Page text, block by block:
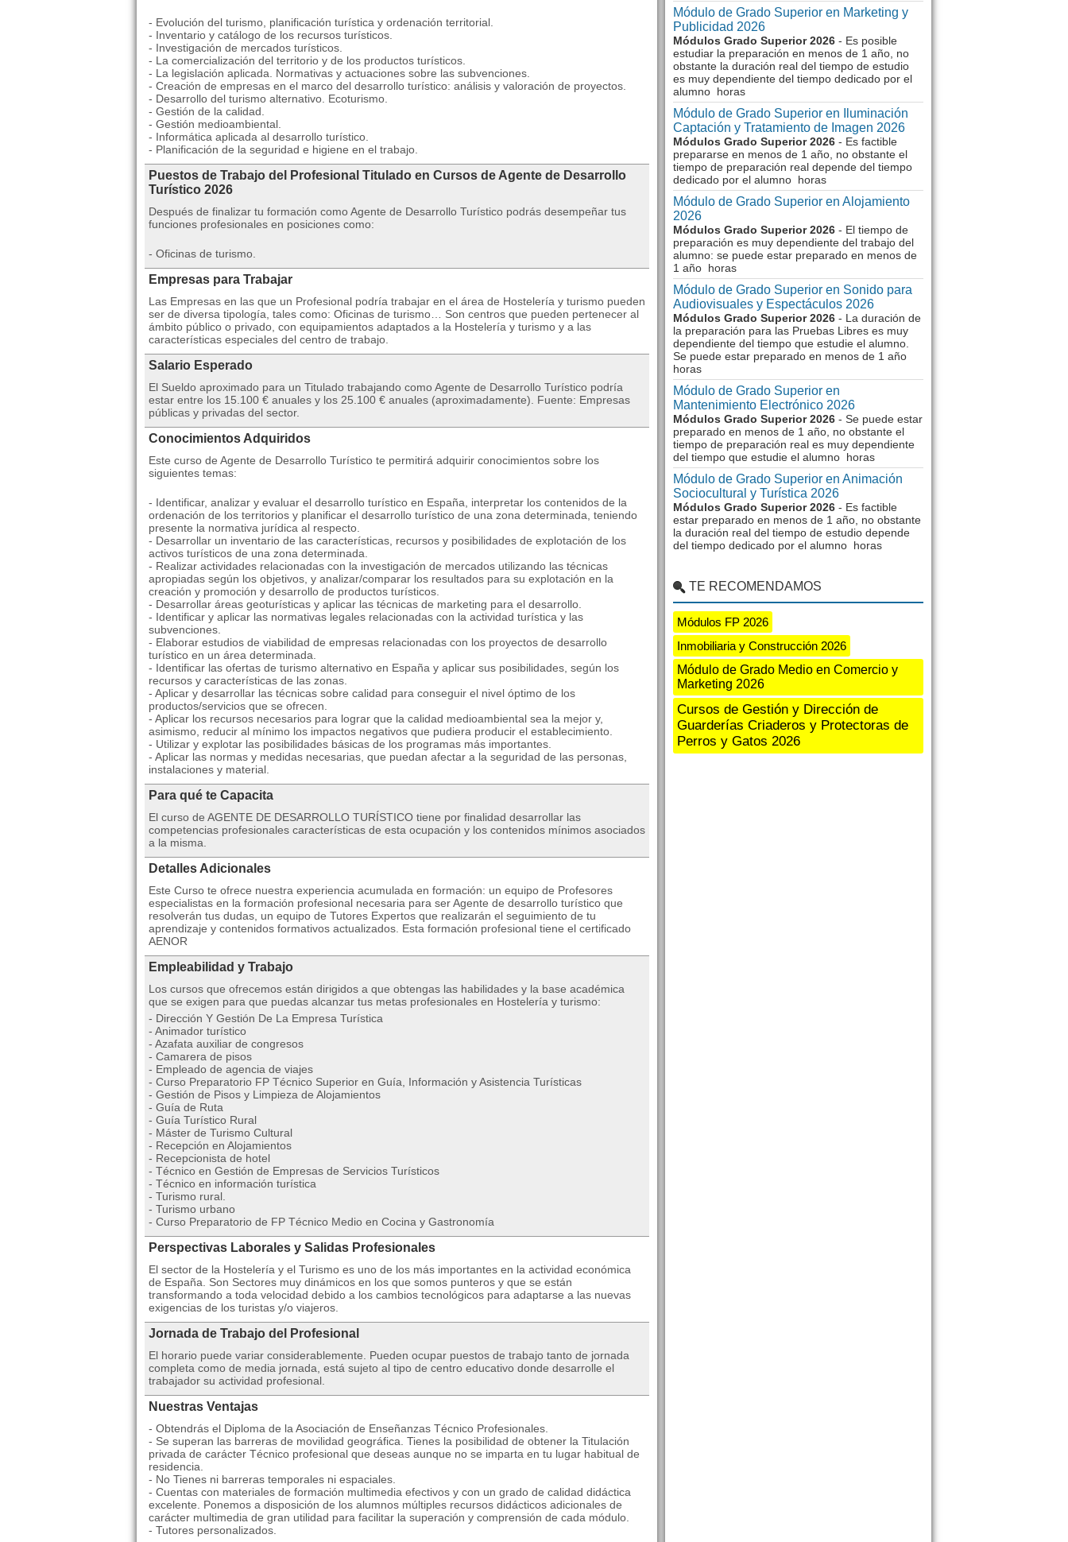
- Evolución del turismo, planificación turística y ordenación territorial.
- Inventario y catálogo de los recursos turísticos.
- Investigación de mercados turísticos.
- La comercialización del territorio y de los productos turísticos.
- La legislación aplicada. Normativas y actuaciones sobre las subvenciones.
- Creación de empresas en el marco del desarrollo turístico: análisis y valoración de proyectos.
- Desarrollo del turismo alternativo. Ecoturismo.
- Gestión de la calidad.
- Gestión medioambiental.
- Informática aplicada al desarrollo turístico.
- Planificación de la seguridad e higiene en el trabajo.
Puestos de Trabajo del Profesional Titulado en Cursos de Agente de Desarrollo
Turístico 2026
Después de finalizar tu formación como Agente de Desarrollo Turístico podrás desempeñar tus
funciones profesionales en posiciones como:
- Oficinas de turismo.
Empresas para Trabajar
Las Empresas en las que un Profesional podría trabajar en el área de Hostelería y turismo pueden
ser de diversa tipología, tales como: Oficinas de turismo… Son centros que pueden pertenecer al
ámbito público o privado, con equipamientos adaptados a la Hostelería y turismo y a las
características especiales del centro de trabajo.
Salario Esperado
El Sueldo aproximado para un Titulado trabajando como Agente de Desarrollo Turístico podría
estar entre los 15.100 € anuales y los 25.100 € anuales (aproximadamente). Fuente: Empresas
públicas y privadas del sector.
Conocimientos Adquiridos
Este curso de Agente de Desarrollo Turístico te permitirá adquirir conocimientos sobre los
siguientes temas:
- Identificar, analizar y evaluar el desarrollo turístico en España, interpretar los contenidos de la
ordenación de los territorios y planificar el desarrollo turístico de una zona determinada, teniendo
presente la normativa jurídica al respecto.
- Desarrollar un inventario de las características, recursos y posibilidades de explotación de los
activos turísticos de una zona determinada.
- Realizar actividades relacionadas con la investigación de mercados utilizando las técnicas
apropiadas según los objetivos, y analizar/comparar los resultados para su explotación en la
creación y promoción y desarrollo de productos turísticos.
- Desarrollar áreas geoturísticas y aplicar las técnicas de marketing para el desarrollo.
- Identificar y aplicar las normativas legales relacionadas con la actividad turística y las
subvenciones.
- Elaborar estudios de viabilidad de empresas relacionadas con los proyectos de desarrollo
turístico en un área determinada.
- Identificar las ofertas de turismo alternativo en España y aplicar sus posibilidades, según los
recursos y características de las zonas.
- Aplicar y desarrollar las técnicas sobre calidad para conseguir el nivel óptimo de los
productos/servicios que se ofrecen.
- Aplicar los recursos necesarios para lograr que la calidad medioambiental sea la mejor y,
asimismo, reducir al mínimo los impactos negativos que pudiera producir el establecimiento.
- Utilizar y explotar las posibilidades básicas de los programas más importantes.
- Aplicar las normas y medidas necesarias, que puedan afectar a la seguridad de las personas,
instalaciones y material.
Para qué te Capacita
El curso de AGENTE DE DESARROLLO TURÍSTICO tiene por finalidad desarrollar las
competencias profesionales características de esta ocupación y los contenidos mínimos asociados
a la misma.
Detalles Adicionales
Este Curso te ofrece nuestra experiencia acumulada en formación: un equipo de Profesores
especialistas en la formación profesional necesaria para ser Agente de desarrollo turístico que
resolverán tus dudas, un equipo de Tutores Expertos que realizarán el seguimiento de tu
aprendizaje y contenidos formativos actualizados. Esta formación profesional tiene el certificado
AENOR
Empleabilidad y Trabajo
Los cursos que ofrecemos están dirigidos a que obtengas las habilidades y la base académica
que se exigen para que puedas alcanzar tus metas profesionales en Hostelería y turismo:
- Dirección Y Gestión De La Empresa Turística
- Animador turístico
- Azafata auxiliar de congresos
- Camarera de pisos
- Empleado de agencia de viajes
- Curso Preparatorio FP Técnico Superior en Guía, Información y Asistencia Turísticas
- Gestión de Pisos y Limpieza de Alojamientos
- Guía de Ruta
- Guía Turístico Rural
- Máster de Turismo Cultural
- Recepción en Alojamientos
- Recepcionista de hotel
- Técnico en Gestión de Empresas de Servicios Turísticos
- Técnico en información turística
- Turismo rural.
- Turismo urbano
- Curso Preparatorio de FP Técnico Medio en Cocina y Gastronomía
Perspectivas Laborales y Salidas Profesionales
El sector de la Hostelería y el Turismo es uno de los más importantes en la actividad económica
de España. Son Sectores muy dinámicos en los que somos punteros y que se están
transformando a toda velocidad debido a los cambios tecnológicos para adaptarse a las nuevas
exigencias de los turistas y/o viajeros.
Jornada de Trabajo del Profesional
El horario puede variar considerablemente. Pueden ocupar puestos de trabajo tanto de jornada
completa como de media jornada, está sujeto al tipo de centro educativo donde desarrolle el
trabajador su actividad profesional.
Nuestras Ventajas
- Obtendrás el Diploma de la Asociación de Enseñanzas Técnico Profesionales.
- Se superan las barreras de movilidad geográfica. Tienes la posibilidad de obtener la Titulación
privada de carácter Técnico profesional que deseas aunque no se imparta en tu lugar habitual de
residencia.
- No Tienes ni barreras temporales ni espaciales.
- Cuentas con materiales de formación multimedia efectivos y con un grado de calidad didáctica
excelente. Ponemos a disposición de los alumnos múltiples recursos didácticos adicionales de
carácter multimedia de gran utilidad para facilitar la superación y comprensión de cada módulo.
- Tutores personalizados.
Módulo de Grado Superior en Marketing y
Publicidad 2026
Módulos Grado Superior 2026 - Es posible
estudiar la preparación en menos de 1 año, no
obstante la duración real del tiempo de estudio
es muy dependiente del tiempo dedicado por el
alumno horas
Módulo de Grado Superior en Iluminación
Captación y Tratamiento de Imagen 2026
Módulos Grado Superior 2026 - Es factible
prepararse en menos de 1 año, no obstante el
tiempo de preparación real depende del tiempo
dedicado por el alumno horas
Módulo de Grado Superior en Alojamiento
2026
Módulos Grado Superior 2026 - El tiempo de
preparación es muy dependiente del trabajo del
alumno: se puede estar preparado en menos de
1 año horas
Módulo de Grado Superior en Sonido para
Audiovisuales y Espectáculos 2026
Módulos Grado Superior 2026 - La duración de
la preparación para las Pruebas Libres es muy
dependiente del tiempo que estudie el alumno.
Se puede estar preparado en menos de 1 año
horas
Módulo de Grado Superior en
Mantenimiento Electrónico 2026
Módulos Grado Superior 2026 - Se puede estar
preparado en menos de 1 año, no obstante el
tiempo de preparación real es muy dependiente
del tiempo que estudie el alumno horas
Módulo de Grado Superior en Animación
Sociocultural y Turística 2026
Módulos Grado Superior 2026 - Es factible
estar preparado en menos de 1 año, no obstante
la duración real del tiempo de estudio depende
del tiempo dedicado por el alumno horas
TE RECOMENDAMOS
Módulos FP 2026
Inmobiliaria y Construcción 2026
Módulo de Grado Medio en Comercio y
Marketing 2026
Cursos de Gestión y Dirección de
Guarderías Criaderos y Protectoras de
Perros y Gatos 2026